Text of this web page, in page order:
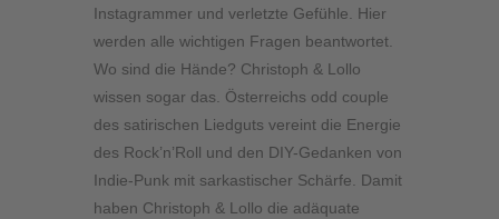
Instagrammer und verletzte Gefühle. Hier
werden alle wichtigen Fragen beantwortet.
Wo sind die Hände? Christoph & Lollo
wissen sogar das. Österreichs odd couple
des satirischen Liedguts vereint die Energie
des Rock’n’Roll und den DIY-Gedanken von
Indie-Punk mit sarkastischer Schärfe. Damit
haben Christoph & Lollo die adäquate